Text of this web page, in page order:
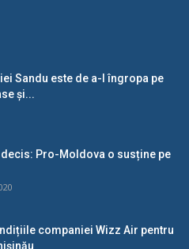
Sandu este de a-l îngropa pe
și...
decis: Pro-Moldova o susține pe
companiei Wizz Air pentru